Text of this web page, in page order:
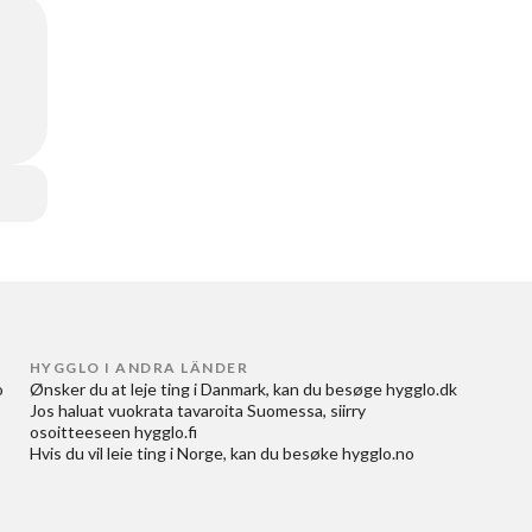
HYGGLO I ANDRA LÄNDER
Ønsker du at leje ting i Danmark, kan du besøge hygglo.dk
Jos haluat vuokrata tavaroita Suomessa, siirry
osoitteeseen hygglo.fi
Hvis du vil leie ting i Norge, kan du besøke hygglo.no